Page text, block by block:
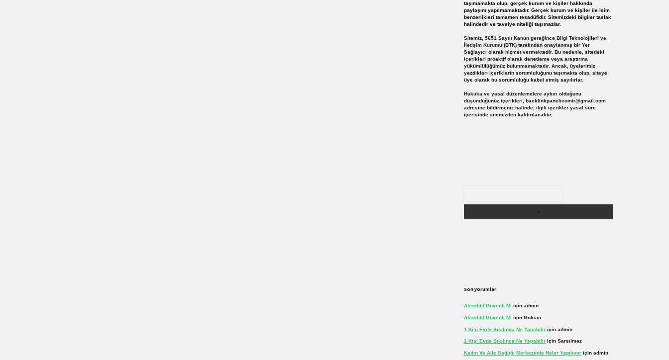
taşımamakta olup, gerçek kurum ve kişiler hakkında
paylaşım yapılmamaktadır. Gerçek kurum ve kişiler ile isim
benzerlikleri tamamen tesadüfidir. Sitemizdeki bilgiler taslak
halindedir ve tavsiye niteliği taşımazlar.
Sitemiz, 5651 Sayılı Kanun gereğince Bilgi Teknolojileri ve
İletişim Kurumu (BTK) tarafından onaylanmış bir Yer
Sağlayıcı olarak hizmet vermektedir. Bu nedenle, sitedeki
içerikleri proaktif olarak denetleme veya araştırma
yükümlülüğümüz bulunmamaktadır. Ancak, üyelerimiz
yazdıkları içeriklerin sorumluluğunu taşımakta olup, siteye
üye olarak bu sorumluluğu kabul etmiş sayılırlar.
Hukuka ve yasal düzenlemelere aykırı olduğunu
düşündüğünüz içerikleri, backlinkpanelicomtr@gmail.com
adresine bildirmeniz halinde, ilgili içerikler yasal süre
içerisinde sitemizden kaldırılacaktır.
Son yorumlar
Akreditif Güvenli Mi için admin
Akreditif Güvenli Mi için Gülcan
1 Kişi Evde Sıkılınca Ne Yapabiliriçin admin
1 Kişi Evde Sıkılınca Ne Yapabiliriçin Sarsılmaz
Kadın Ve Aile Sağlığı Merkezinde Neler Yapılıyoriçin admin